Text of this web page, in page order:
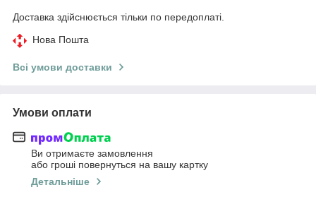
Доставка здійснюється тільки по передоплаті.
Нова Пошта
Всі умови доставки
Умови оплати
Ви отримаєте замовлення
або гроші повернуться на вашу картку
Детальніше